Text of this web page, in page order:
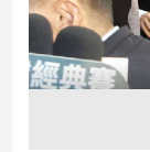
品
觀